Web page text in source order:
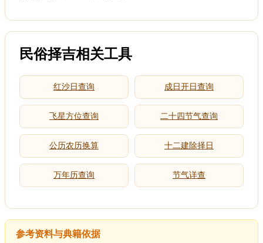
民俗择吉相关工具
红沙日查询 成日开日查询
飞星方位查询 二十四节气查询
公历农历换算 十二建除择日
万年历查询 节气详查
参考资料与典籍依据